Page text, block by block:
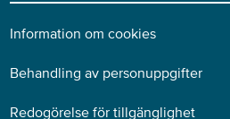
Information om cookies
Behandling av personuppgifter
Redogörelse för tillgänglighet